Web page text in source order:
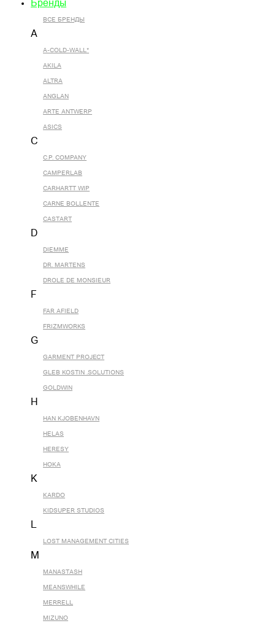
Бренды
ВСЕ БРЕНДЫ
A
A-COLD-WALL*
AKILA
ALTRA
ANGLAN
ARTE ANTWERP
ASICS
C
C.P. COMPANY
CAMPERLAB
CARHARTT WIP
CARNE BOLLENTE
CASTART
D
DIEMME
DR. MARTENS
DROLE DE MONSIEUR
F
FAR AFIELD
FRIZMWORKS
G
GARMENT PROJECT
GLEB KOSTIN .SOLUTIONS
GOLDWIN
H
HAN KJOBENHAVN
HELAS
HERESY
HOKA
K
KARDO
KIDSUPER STUDIOS
L
LOST MANAGEMENT CITIES
M
MANASTASH
MEANSWHILE
MERRELL
MIZUNO